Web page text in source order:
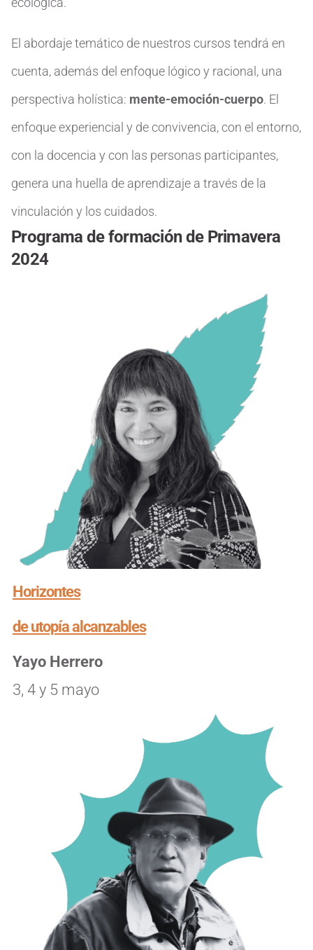
El abordaje temático de nuestros cursos tendrá en
cuenta, además del enfoque lógico y racional, una
perspectiva holística: mente-emoción-cuerpo. El
enfoque experiencial y de convivencia, con el entorno,
con la docencia y con las personas participantes,
genera una huella de aprendizaje a través de la
vinculación y los cuidados.
Programa de formación de Primavera
2024
Horizontes
de utopía alcanzables
Yayo Herrero
3, 4 y 5 mayo